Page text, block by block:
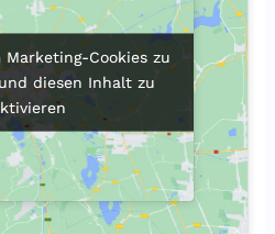
Cookies zu
diesen Inhalt zu
Cookies zu
diesen Inhalt zu